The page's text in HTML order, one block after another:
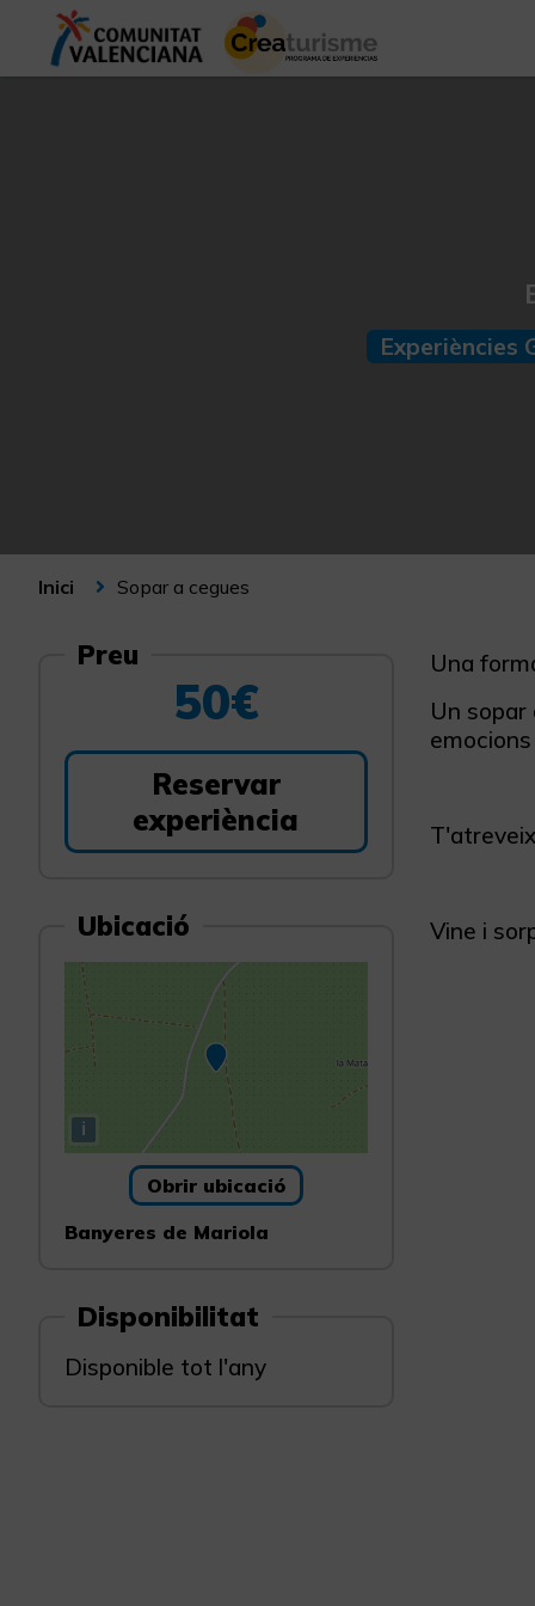
Experiències
Inici Sopar a cegues
Preu
50€
Reservar
experiència
Ubicació
i
Obrir ubicació
Banyeres de Mariola
Disponibilitat
Disponible tot l'any
Una
Un sopar
Vine i